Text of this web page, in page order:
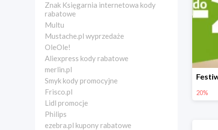
Znak Księgarnia internetowa kody
rabatowe
Multu
Mustache.pl wyprzedaże
OleOle!
Aliexpress kody rabatowe
merlin.pl
Smyk kody promocyjne
Frisco.pl
Lidl promocje
Philips
ezebra.pl kupony rabatowe
20%